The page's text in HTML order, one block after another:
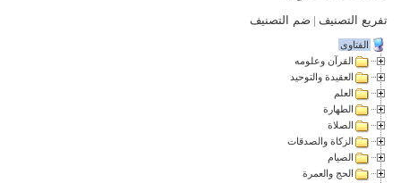
تفريع التصنيف | ضم التصنيف
الفتاوى
القرآن وعلومه
العقيدة والتوحيد
العلم
الطهارة
الصلاة
الزكاة والصدقات
الصيام
الحج والعمرة